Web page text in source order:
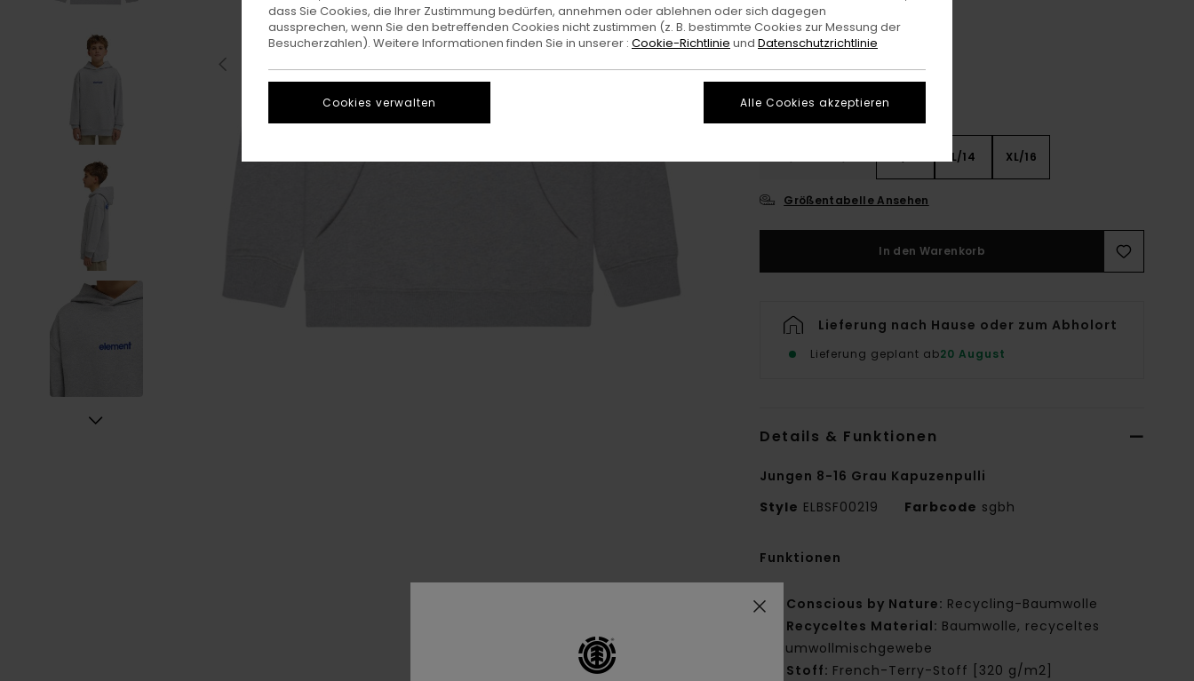
FarbeMid Grey Heather
L/14 XL/16
Größentabelle Ansehen
In den Warenkorb
Lieferung nach Hause oder zum Abholort
Lieferung geplant ab20 August
Details & Funktionen
Jungen 8-16 Grau Kapuzenpulli
Style ELBSF00219 Farbcode sgbh
Funktionen
Conscious by Nature: Recycling-Baumwolle
Recyceltes Material: Baumwolle, recyceltes
Baumwollmischgewebe
Stoff: French-Terry-Stoff [320 g/m2]
dass Sie Cookies, die Ihrer Zustimmung bedürfen, annehmen oder ablehnen oder sich dagegen
aussprechen, wenn Sie den betreffenden Cookies nicht zustimmen (z. B. bestimmte Cookies zur Messung der
Besucherzahlen). Weitere Informationen finden Sie in unserer : Cookie-Richtlinie und Datenschutzrichtlinie
Cookies verwalten Alle Cookies akzeptieren